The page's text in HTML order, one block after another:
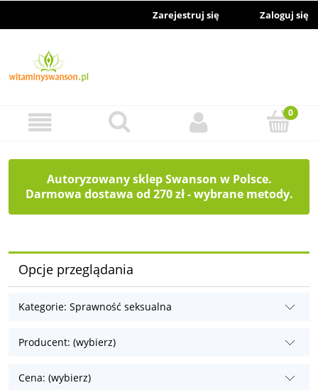
Zarejestruj się Zaloguj się
Autoryzowany sklep Swanson w Polsce.
Darmowa dostawa od 270 zł - wybrane metody.
Opcje przeglądania
Kategorie: Sprawność seksualna
Producent: (wybierz)
Cena: (wybierz)